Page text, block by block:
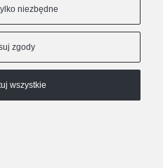
niezbędne
zgody
wszystkie